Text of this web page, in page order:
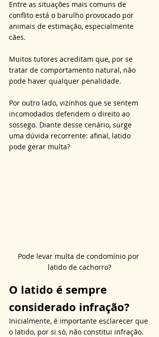
Entre as situações mais comuns de
conflito está o barulho provocado por
animais de estimação, especialmente
cães.
Muitos tutores acreditam que, por se
tratar de comportamento natural, não
pode haver qualquer penalidade.
Por outro lado, vizinhos que se sentem
incomodados defendem o direito ao
sossego. Diante desse cenário, surge
uma dúvida recorrente: afinal, latido
pode gerar multa?
Pode levar multa de condomínio por
latido de cachorro?
O latido é sempre
considerado infração?
Inicialmente, é importante esclarecer que
o latido, por si só, não constitui infração.